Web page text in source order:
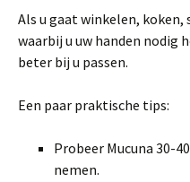
Als u gaat winkelen,
waarbij u uw handen nodig
beter bij u passen.
Een paar praktische tips:
Probeer Mucuna 30-
nemen.